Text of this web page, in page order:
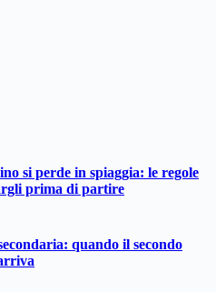
si perde in spiaggia: le regole
prima di partire
quando il secondo